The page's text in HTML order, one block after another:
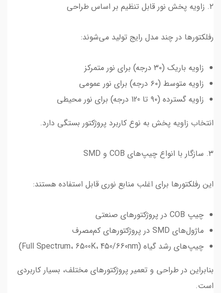
۲. زاویه پخش نور قابل تنظیم بر اساس طراحی
رفلکتورها در چند مدل رایج تولید می‌شوند:
زاویه باریک (۳۰ درجه) برای نور متمرکز
زاویه متوسط (۶۰ درجه) برای نور عمومی
زاویه گسترده (۹۰ تا 120 درجه) برای نور محیطی
انتخاب زاویه پخش به نوع کاربرد پروژکتور بستگی دارد.
۳. سازگار با انواع چیپ‌های COB و SMD
این رفلکتورها برای اغلب منابع نوری قابل استفاده هستند:
چیپ COB در پروژکتورهای صنعتی
ماژول‌های SMD در پروژکتورهای کم‌مصرف
چیپ‌های رشد گیاه (Full Spectrum، 6500K، 450/660nm)
بنابراین در طراحی و تعمیر پروژکتورهای مختلف، بسیار کاربردی
است.